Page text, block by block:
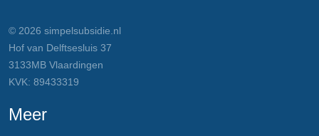
© 2026 simpelsubsidie.nl
Hof van Delftsesluis 37
3133MB Vlaardingen
KVK: 89433319
Meer